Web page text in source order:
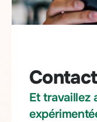
Et travaillez